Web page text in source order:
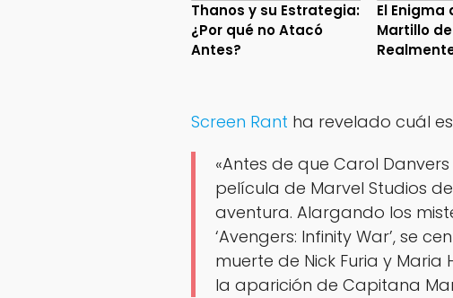
Thanos y su Estrategia:
¿Por qué no Atacó
Antes?
El Enigma
Martillo de
Screen Rant ha revelado cuál
«Antes de que Carol
película de Marvel Studios
aventura. Alargando los
‘Avengers: Infinity War’, se
muerte de Nick Furia y
la aparición de Capitana